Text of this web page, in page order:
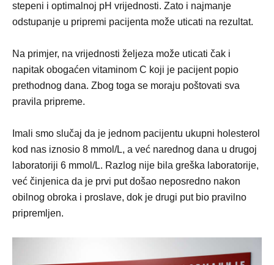
stepeni i optimalnoj pH vrijednosti. Zato i najmanje
odstupanje u pripremi pacijenta može uticati na rezultat.
Na primjer, na vrijednosti željeza može uticati čak i
napitak obogaćen vitaminom C koji je pacijent popio
prethodnog dana. Zbog toga se moraju poštovati sva
pravila pripreme.
Imali smo slučaj da je jednom pacijentu ukupni holesterol
kod nas iznosio 8 mmol/L, a već narednog dana u drugoj
laboratoriji 6 mmol/L. Razlog nije bila greška laboratorije,
već činjenica da je prvi put došao neposredno nakon
obilnog obroka i proslave, dok je drugi put bio pravilno
pripremljen.